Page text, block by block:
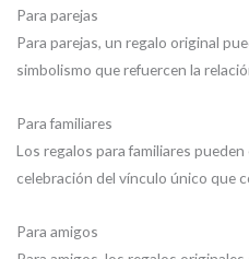
Para parejas
Para parejas, un regalo original
simbolismo que refuercen la
Para familiares
Los regalos para familiares
celebración del vínculo único que
Para amigos